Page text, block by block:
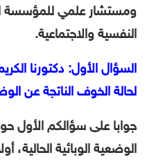
ومستشار علمي للمؤسسة
النفسية والاجتماعية.
السؤال الأول: دكتورنا
لحالة الخوف الناتجة عن
جوابا على سؤالكم الأول
الوضعية الوبائية